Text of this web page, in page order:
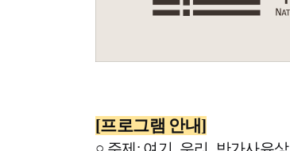
[프로그램 안내]